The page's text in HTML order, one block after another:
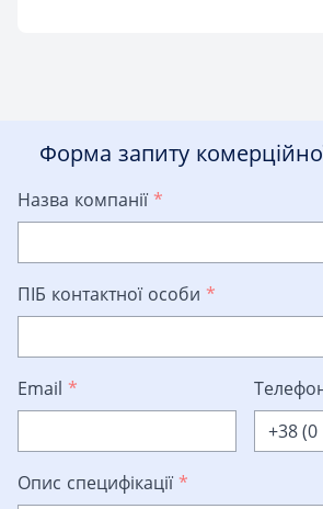
Форма запиту
Назва компанії *
ПІБ контактної особи *
Email *
Опис специфікації *